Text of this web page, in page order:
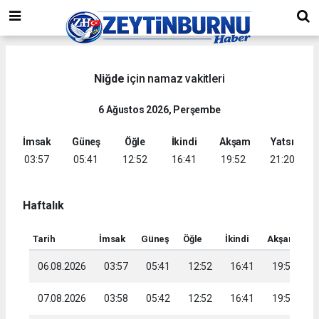
Niğde için namaz vakitleri
6 Ağustos 2026, Perşembe
İmsak
03:57
Güneş
05:41
Öğle
12:52
İkindi
16:41
Akşam
19:52
Yatsı
21:20
Haftalık
Tarih İmsak Güneş Öğle İkindi Akşam
06.08.2026 03:57 05:41 12:52 16:41 19:52
07.08.2026 03:58 05:42 12:52 16:41 19:51